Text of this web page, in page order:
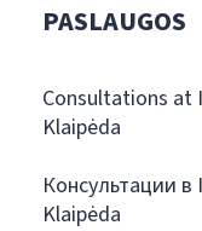
PASLAUGOS
Consultations at
Klaipėda
Консультации
Klaipėda